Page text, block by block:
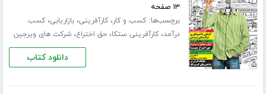
۱۳ صفحه
برچسب‌ها:کسب و کار،کارآفرینی،بازاریابی،کسب
درآمد،کارآفرینی ستکا،حق اختراع،شرکت های ویرجین
دانلود کتاب